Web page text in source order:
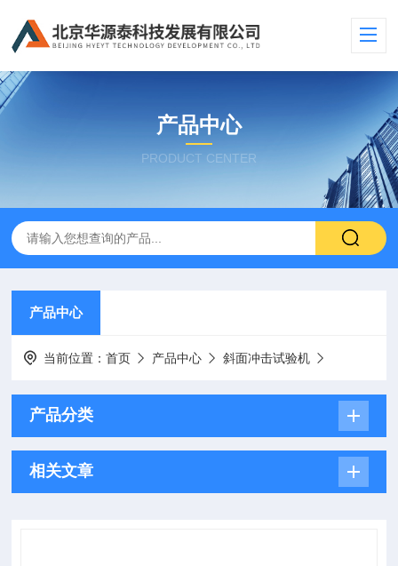
产品中心
PRODUCT CENTER
产品中心
当前位置：首页 产品中心 斜面冲击试验机
产品分类
相关文章